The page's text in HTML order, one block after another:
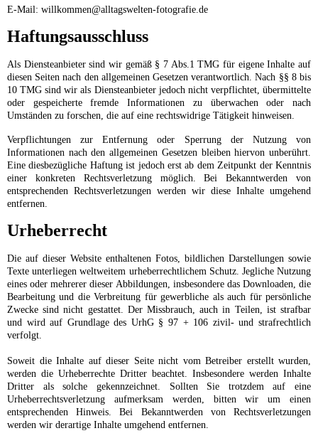
E-Mail: willkommen@alltagswelten-fotografie.de
Haftungsausschluss
Als Diensteanbieter sind wir gemäß § 7 Abs.1 TMG für eigene Inhalte auf
diesen Seiten nach den allgemeinen Gesetzen verantwortlich. Nach §§ 8 bis
10 TMG sind wir als Diensteanbieter jedoch nicht verpflichtet, übermittelte
oder gespeicherte fremde Informationen zu überwachen oder nach
Umständen zu forschen, die auf eine rechtswidrige Tätigkeit hinweisen.
Verpflichtungen zur Entfernung oder Sperrung der Nutzung von
Informationen nach den allgemeinen Gesetzen bleiben hiervon unberührt.
Eine diesbezügliche Haftung ist jedoch erst ab dem Zeitpunkt der Kenntnis
einer konkreten Rechtsverletzung möglich. Bei Bekanntwerden von
entsprechenden Rechtsverletzungen werden wir diese Inhalte umgehend
entfernen.
Urheberrecht
Die auf dieser Website enthaltenen Fotos, bildlichen Darstellungen sowie
Texte unterliegen weltweitem urheberrechtlichem Schutz. Jegliche Nutzung
eines oder mehrerer dieser Abbildungen, insbesondere das Downloaden, die
Bearbeitung und die Verbreitung für gewerbliche als auch für persönliche
Zwecke sind nicht gestattet. Der Missbrauch, auch in Teilen, ist strafbar
und wird auf Grundlage des UrhG § 97 + 106 zivil- und strafrechtlich
verfolgt.
Soweit die Inhalte auf dieser Seite nicht vom Betreiber erstellt wurden,
werden die Urheberrechte Dritter beachtet. Insbesondere werden Inhalte
Dritter als solche gekennzeichnet. Sollten Sie trotzdem auf eine
Urheberrechtsverletzung aufmerksam werden, bitten wir um einen
entsprechenden Hinweis. Bei Bekanntwerden von Rechtsverletzungen
werden wir derartige Inhalte umgehend entfernen.